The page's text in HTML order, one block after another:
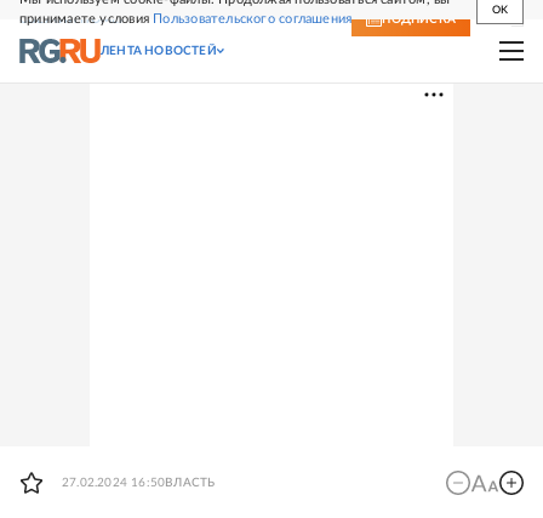
принимаете условия Пользовательского соглашения
OK
СВЕЖИЙ НОМЕР ПОДПИСКА
ЛЕНТА НОВОСТЕЙ
27.02.2024 16:50 ВЛАСТЬ